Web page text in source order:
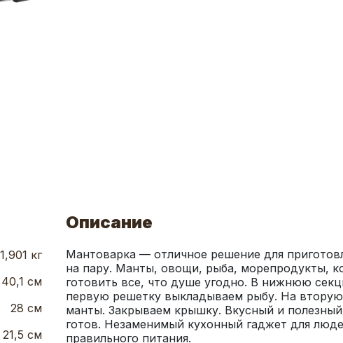
1,901 кг
40,1 см
28 см
21,5 см
Описание
Мантоварка — отличное решение для
на пару. Манты, овощи, рыба, морепродукты,
готовить все, что душе угодно. В нижнюю
первую решетку выкладываем рыбу. На
манты. Закрываем крышку. Вкусный и
готов. Незаменимый кухонный гаджет для